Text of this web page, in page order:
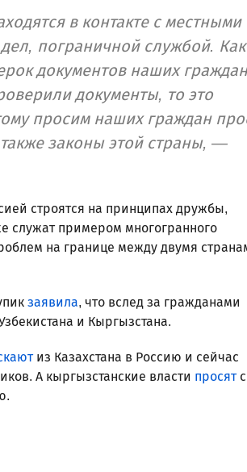
в контакте с местными
пограничной службой.
документов наших
документы, то это
просим наших граждан
законы этой страны, —
строятся на принципах дружбы,
служат примером многогранного
на границе между двумя
заявила, что вслед за гражданами
и Кыргызстана.
из Казахстана в Россию и сейчас
А кыргызстанские власти просят